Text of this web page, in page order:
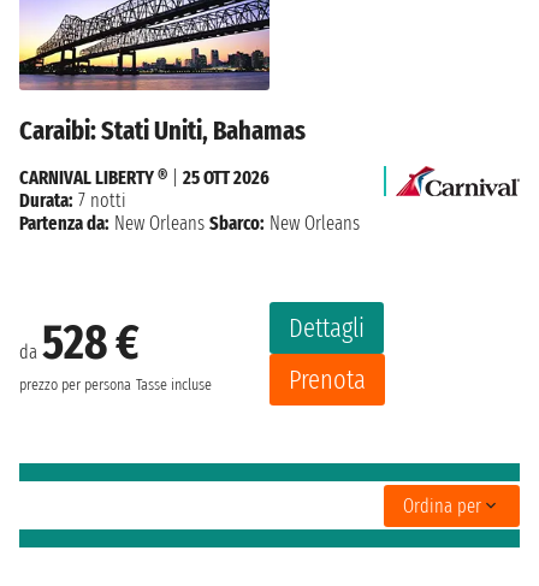
Caraibi: Stati Uniti, Bahamas
da 528 €
prezzo per persona Tasse incluse
Dettagli
Prenota
CARNIVAL LIBERTY ®
25 OTT 2026
Durata: 7 notti
Partenza da: New Orleans Sbarco: New Orleans
Ordina per